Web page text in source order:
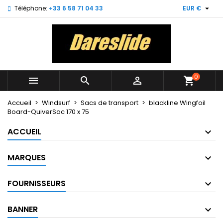
Téléphone: +33 6 58 71 04 33 EUR € 
   shopping_cart0
Accueil Windsurf Sacs de transport
blackline Wingfoil
Board-QuiverSac 170 x 75
ACCUEIL
MARQUES
FOURNISSEURS
BANNER
My wishlists ×
Create new list
Créer une liste d'envies ×
Nom de la liste d'envies
Connexion ×
Vous devez être connecté pour ajouter des produits
Annuler Connexion